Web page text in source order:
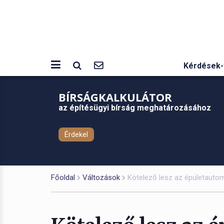
BÍRSÁGKALKULÁTOR
az építésügyi bírság meghatározásához
Érdekel
Főoldal Változások Kötelező lesz az